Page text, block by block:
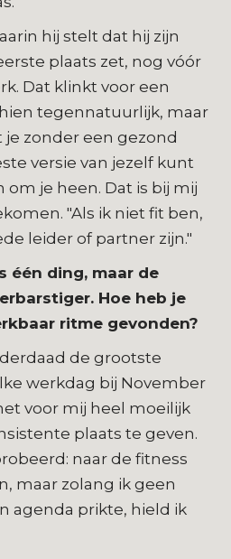
hij stelt dat hij zijn
plaats zet, nog vóór
Dat klinkt voor een
tegennatuurlijk, maar
zonder een gezond
versie van jezelf kunt
om je heen. Dat is bij mij
"Als ik niet fit ben,
leider of partner zijn."
één ding, maar de
Hoe heb je
ritme gevonden?
de grootste
werkdag bij November
voor mij heel moeilijk
plaats te geven.
naar de fitness
maar zolang ik geen
agenda prikte, hield ik